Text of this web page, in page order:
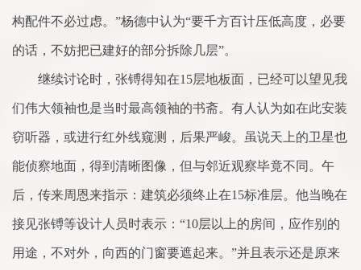
构配件不必过虑。”杨德中认为“要千方百计压低高度，必要
的话，不妨把已建好的部分拆除几层”。
继续讨论时，张镈得知在15层地板面，已经可以望见我
们伟大领袖也是当时最高领袖的书斋。有人认为如在此安装
窃听器，或进行红外线窥测，后果严峻。虽说天上的卫星也
能侦察地面，得到清晰图像，但与邻近观察毕竟不同。午
后，传来周恩来指示：建筑必须终止在15标准层。他当晚在
接见张镈等设计人员时表示：“10层以上的房间，应作别的
用途，不对外，向西的门窗要遮起来。”并且表示还是原来